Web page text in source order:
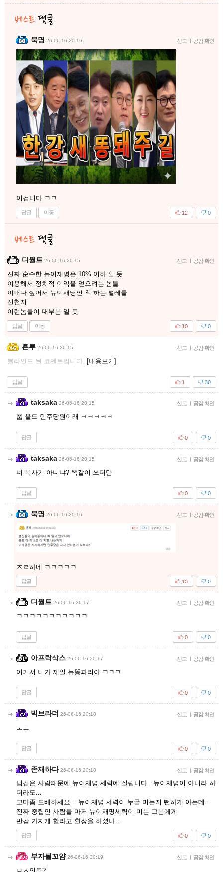
묵명 26-06-16 20:16 신고 | 공감 확인
이겁니다 ㅋㅋ
답글 이동 0
12
디월트 26-06-16 20:15 신고 공감 확인
진짜 순수한 뉴이재명은 10% 이하 일 듯
이용해서 정치적 이익을 얻으려는 놈들
이때다 싶어서 뉴이재명인 척 하는 벌레들
신천지
이런놈들이 대부분 일 듯
답글 이동 0
10
혼루 26-06-16 20:15 신고 공감 확인
블라인드 된 코멘트입니다. [내용보기]
답글 30
1
taksaka 26-06-16 20:15 신고 공감 확인
풉 올드 민주당원이래 ㅋㅋㅋㅋㅋ
답글 0
0
taksaka 26-06-16 20:15 신고 공감 확인
너 복사기 아니냐? 똑같이 쓰더만
답글 0
0
묵명 26-06-16 20:16 신고 공감 확인
ㅈㄹ하네 ㅋㅋㅋㅋㅋ
답글 0
13
디월트 26-06-16 20:17 신고 | 공감 확인
ㅋㅋㅋㅋㅋㅋㅋㅋㅋㅋㅋ
답글 0
0
아프락삭스 26-06-16 20:17 신고 | 공감 확인
여기서 니가 제일 뉴똥파리야 ㅋㅋㅋ
답글 0
0
빅브라더 26-06-16 20:18 신고 | 공감 확인
ㅗㅗ
답글 0
0
존재하다 26-06-16 20:18 신고 | 공감 확인
님같은 사람때문에 뉴이재명 세력에 질립니다.. 뉴이재명이 아니라 하
더라도...
고마좀 도배하세요... 뉴이재명 세력이 누굴 미는지 뻔하게 아는데..
진짜 중립인 사람들 마저 뉴이재명세력이 미는 그분에게
반감 가지게 할라고 환장을 하셨나...
답글 0
0
부자될꼬얌 26-06-16 20:19 신고 | 공감 확인
ㅂㅅ인듯?